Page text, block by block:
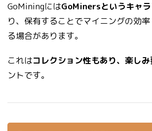
GoMiningにはGoMinersというキャ
り、保有することでマイニングの効
る場合があります。
これはコレクション性もあり、楽し
ントです。